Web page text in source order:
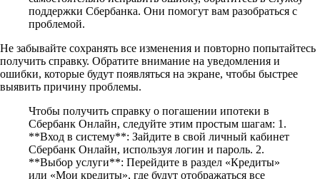
поддержки Сбербанка. Они помогут вам разобраться с
проблемой.
Не забывайте сохранять все изменения и повторно попытайтесь
получить справку. Обратите внимание на уведомления и
ошибки, которые будут появляться на экране, чтобы быстрее
выявить причину проблемы.
Чтобы получить справку о погашении ипотеки в
Сбербанк Онлайн, следуйте этим простым шагам: 1.
**Вход в систему**: Зайдите в свой личный кабинет
Сбербанк Онлайн, используя логин и пароль. 2.
**Выбор услуги**: Перейдите в раздел «Кредиты»
или «Мои кредиты», где будут отображаться все